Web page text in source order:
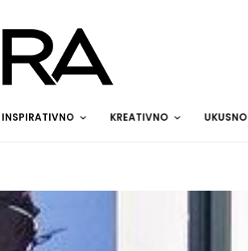
INSPIRATIVNO KREATIVNO UKUSNO